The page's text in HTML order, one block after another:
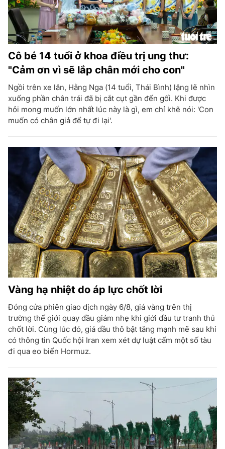
Cô bé 14 tuổi ở khoa điều trị ung thư:
"Cảm ơn vì sẽ lắp chân mới cho con"
Ngồi trên xe lăn, Hằng Nga (14 tuổi, Thái Bình) lặng lẽ nhìn
xuống phần chân trái đã bị cắt cụt gần đến gối. Khi được
hỏi mong muốn lớn nhất lúc này là gì, em chỉ khẽ nói: 'Con
muốn có chân giả để tự đi lại'.
Vàng hạ nhiệt do áp lực chốt lời
Đóng cửa phiên giao dịch ngày 6/8, giá vàng trên thị
trường thế giới quay đầu giảm nhẹ khi giới đầu tư tranh thủ
chốt lời. Cùng lúc đó, giá dầu thô bật tăng mạnh mẽ sau khi
có thông tin Quốc hội Iran xem xét dự luật cấm một số tàu
đi qua eo biển Hormuz.